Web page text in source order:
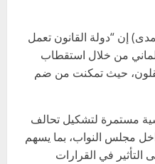
إن “دولة القانون تعمل
من خلال استقطاب
حيث تمكنت من ضم
مستمرة لتشكيل تحالف
من 100 نائب داخل مجلس النواب، بما يسهم
في القرارات